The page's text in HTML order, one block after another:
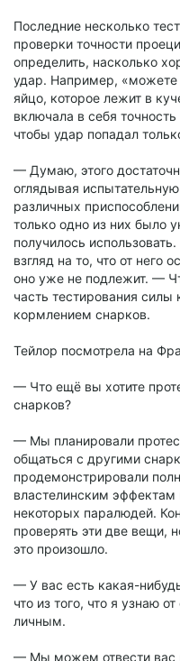
Последние несколько
проверки точности
определить, насколько
удар. Например, «можете
яйцо, которое лежит в
включала в себя
чтобы удар попадал
— Думаю, этого
оглядывая
различных
только одно из них было
получилось
взгляд на то, что от него
оно уже не подлежит. —
часть тестирования
кормлением снарков.
Тейлор посмотрела на
— Что ещё вы хотите
снарков?
— Мы планировали
общаться с другими
продемонстрировали
властелинским эффектам
некоторых паралюдей.
проверять эти две вещи,
это произошло.
— У вас есть какая-
что из того, что я узнаю
личным.
— Мы можем отвести вас